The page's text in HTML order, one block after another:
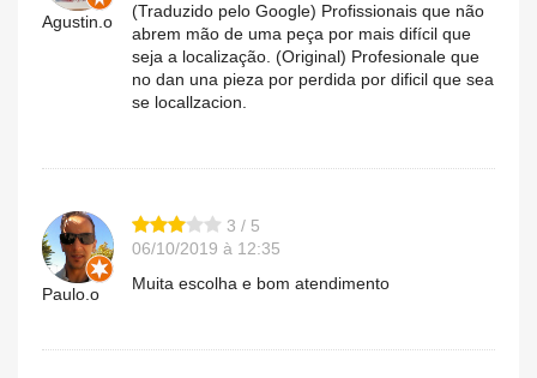
Agustin.o
(Traduzido pelo Google) Profissionais que não
abrem mão de uma peça por mais difícil que
seja a localização. (Original) Profesionale que
no dan una pieza por perdida por dificil que sea
se locallzacion.
Paulo.o
3 / 5
06/10/2019 à 12:35
Muita escolha e bom atendimento